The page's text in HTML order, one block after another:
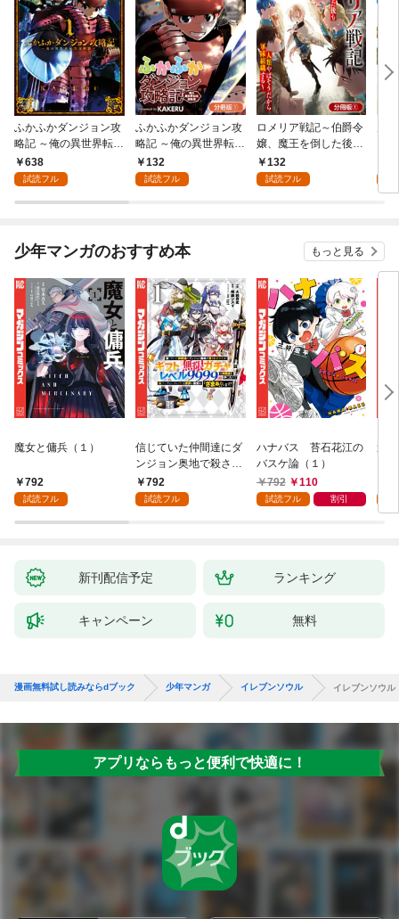
ふかふかダンジョン攻
略記 ～俺の異世界転生
冒険譚～ 1巻
638
試読フル
ふかふかダンジョン攻
略記 ～俺の異世界転生
冒険譚～【分冊版】 1
巻
132
試読フル
ロメリア戦記～伯爵令
嬢、魔王を倒した後も
人類やばそうだから軍
隊組織する～【分冊
132
試読フル
少年マンガのおすすめ本 もっと見る
魔女と傭兵（１）
792
試読フル
信じていた仲間達にダ
ンジョン奥地で殺され
かけたがギフト『無限
ガチャ』でレベル９９
（１）
792
試読フル
ハナバス 苔石花江の
バスケ論（１）
792
110
試読フル 割引
追
強
～
新刊配信予定 ランキング
キャンペーン 無料
漫画無料試し読みならdブック 少年マンガ イレブンソウル イレブンソウ
アプリならもっと便利で快適に！